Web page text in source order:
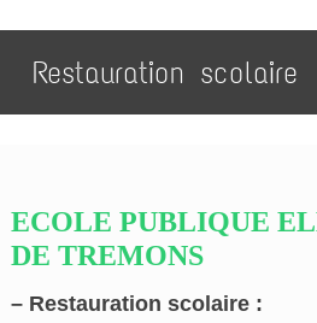
Restauration scolaire
ECOLE PUBLIQUE
DE TREMONS
– Restauration scolaire :